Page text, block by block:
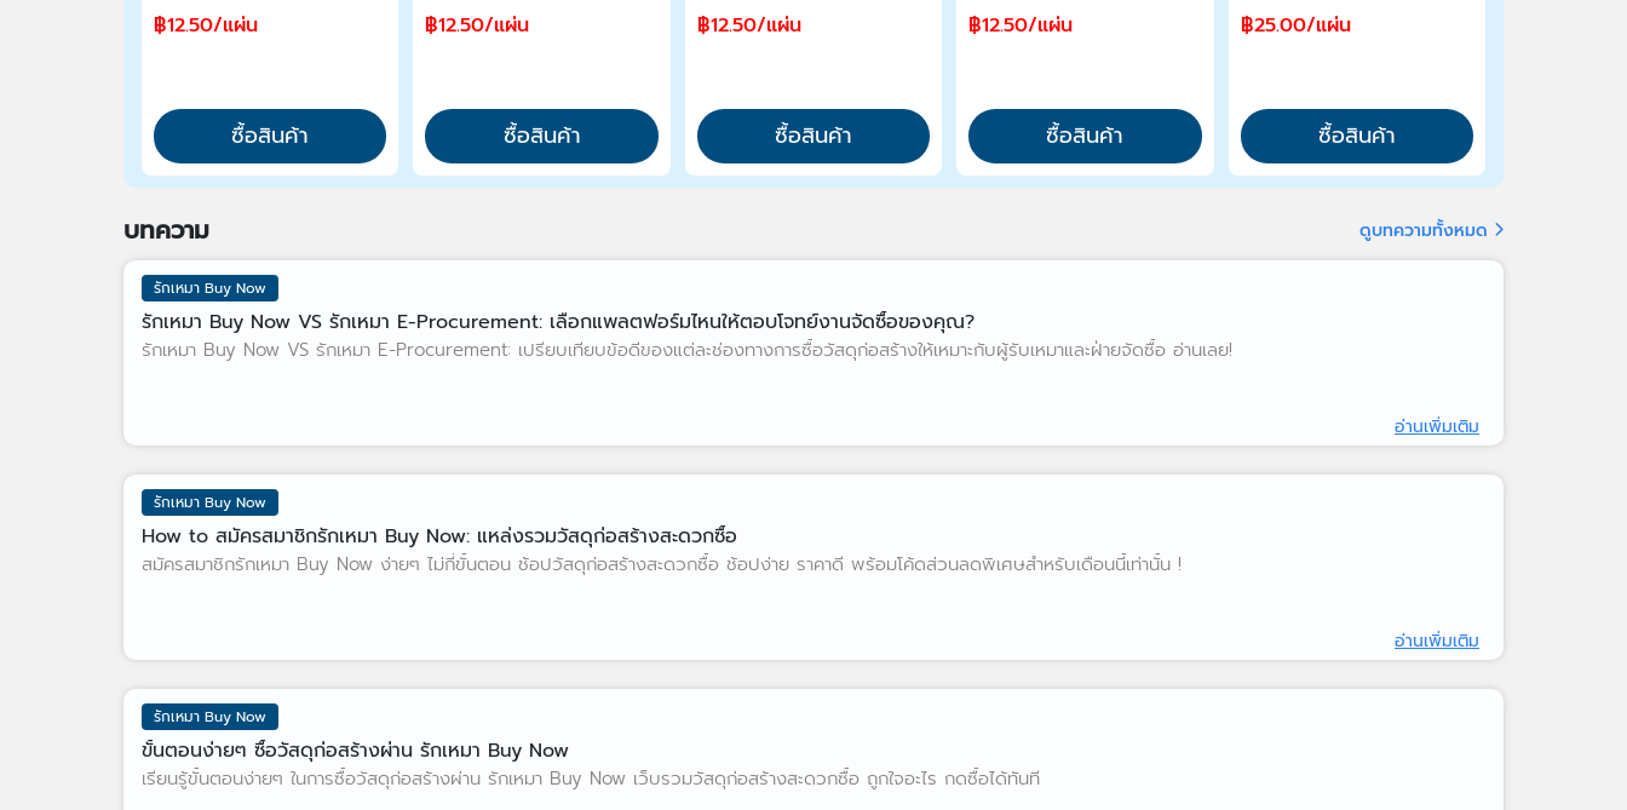
฿12.50/แผ่น
ซื้อสินค้า
฿12.50/แผ่น
ซื้อสินค้า
฿12.50/แผ่น
ซื้อสินค้า
฿12.50/แผ่น
ซื้อสินค้า
฿25.00/แผ่น
ซื้อสินค้า
บทความ ดูบทความทั้งหมด
อ่านเพิ่มเติม
รักเหมา Buy Now
รักเหมา Buy Now VS รักเหมา E-Procurement: เลือกแพลตฟอร์มไหนให้ตอบโจทย์งานจัดซื้อของคุณ?
รักเหมา Buy Now VS รักเหมา E-Procurement: เปรียบเทียบข้อดีของแต่ละช่องทางการซื้อวัสดุก่อสร้างให้เหมาะกับผู้รับเหมาและฝ่ายจัดซื้อ อ่านเลย!
อ่านเพิ่มเติม
รักเหมา Buy Now
How to สมัครสมาชิกรักเหมา Buy Now: แหล่งรวมวัสดุก่อสร้างสะดวกซื้อ
สมัครสมาชิกรักเหมา Buy Now ง่ายๆ ไม่กี่ขั้นตอน ช้อปวัสดุก่อสร้างสะดวกซื้อ ช้อปง่าย ราคาดี พร้อมโค้ดส่วนลดพิเศษสำหรับเดือนนี้เท่านั้น !
รักเหมา Buy Now
ขั้นตอนง่ายๆ ซื้อวัสดุก่อสร้างผ่าน รักเหมา Buy Now
เรียนรู้ขั้นตอนง่ายๆ ในการซื้อวัสดุก่อสร้างผ่าน รักเหมา Buy Now เว็บรวมวัสดุก่อสร้างสะดวกซื้อ ถูกใจอะไร กดซื้อได้ทันที